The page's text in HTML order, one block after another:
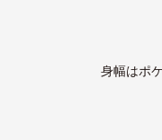
身幅はポ